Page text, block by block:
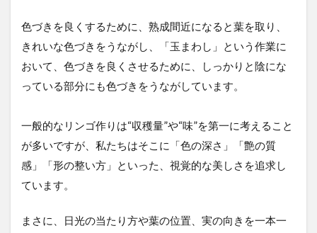
色づきを良くするために、熟成間近になると葉を取り、
きれいな色づきをうながし、「玉まわし」という作業に
おいて、色づきを良くさせるために、しっかりと陰にな
っている部分にも色づきをうながしています。
一般的なリンゴ作りは“収穫量”や“味”を第一に考えること
が多いですが、私たちはそこに「色の深さ」「艶の質
感」「形の整い方」といった、視覚的な美しさを追求し
ています。
まさに、日光の当たり方や葉の位置、実の向きを一本一